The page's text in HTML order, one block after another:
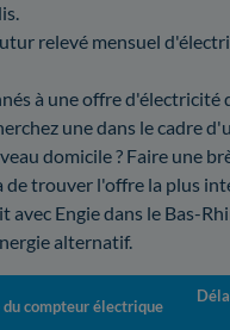
relevé mensuel
à une offre d'électricité
une dans le cadre
domicile ? Faire une
de trouver l'offre la plus
avec Engie dans le Bas-
alternatif.
compteur électrique